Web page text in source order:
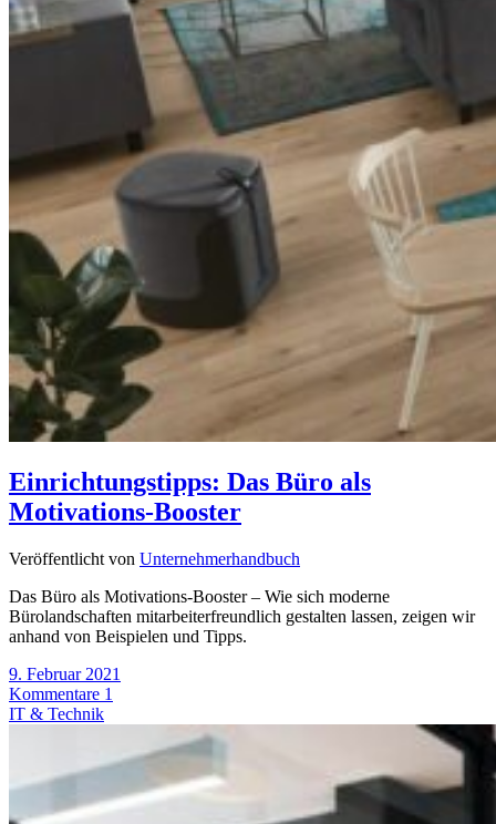
Einrichtungstipps: Das Büro als
Motivations-Booster
Veröffentlicht von Unternehmerhandbuch
Das Büro als Motivations-Booster – Wie sich moderne
Bürolandschaften mitarbeiterfreundlich gestalten lassen, zeigen wir
anhand von Beispielen und Tipps.
9. Februar 2021
Kommentare 1
IT & Technik